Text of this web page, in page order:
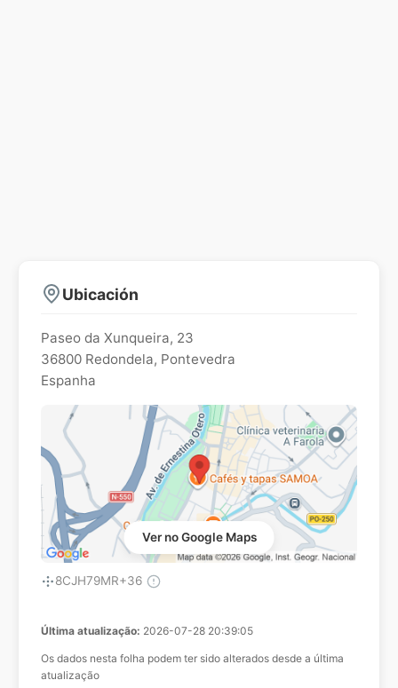
Ubicación
Paseo da Xunqueira, 23
36800 Redondela, Pontevedra
Espanha
Ver no Google Maps
8CJH79MR+36
Última atualização: 2026-07-28 20:39:05
Os dados nesta folha podem ter sido alterados desde a última
atualização